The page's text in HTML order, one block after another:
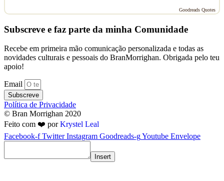
Goodreads Quotes
Subscreve e faz parte da minha Comunidade
Recebe em primeira mão comunicação personalizada e todas as
novidades culturais e pessoais do BranMorrighan. Obrigada pelo teu
apoio!
Email
Subscreve
Política de Privacidade
© Bran Morrighan 2020
Feito com ❤️ porKrystel Leal
Facebook-f Twitter Instagram Goodreads-gYoutube Envelope
Insert